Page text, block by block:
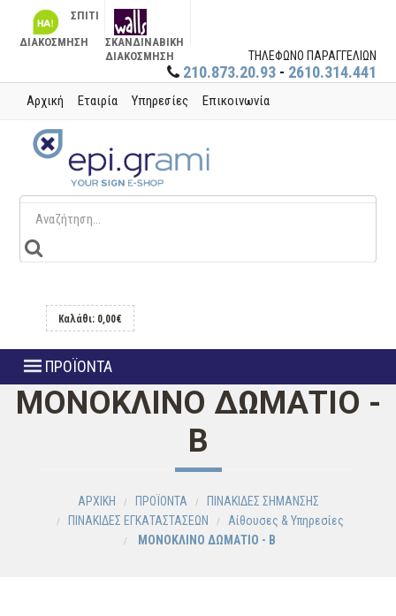
ΣΠΙΤΙ
ΔΙΑΚΟΣΜΗΣΗ
ΣΚΑΝΔΙΝΑΒΙΚΗ
ΔΙΑΚΟΣΜΗΣΗ
ΤΗΛΕΦΩΝΟ ΠΑΡΑΓΓΕΛΙΩΝ
210.873.20.93 - 2610.314.441
Αρχική Εταιρία Υπηρεσίες Επικοινωνία
Καλάθι: 0,00€
ΠΡΟΪΟΝΤΑ
ΜΟΝΟΚΛΙΝΟ ΔΩΜΑΤΙΟ -
Β
ΑΡΧΙΚΗ ΠΡΟΪΟΝΤΑ
ΠΙΝΑΚΙΔΕΣ ΣΗΜΑΝΣΗΣ
ΠΙΝΑΚΙΔΕΣ ΕΓΚΑΤΑΣΤΑΣΕΩΝ
Αίθουσες & Υπηρεσίες
ΜΟΝΟΚΛΙΝΟ ΔΩΜΑΤΙΟ - Β